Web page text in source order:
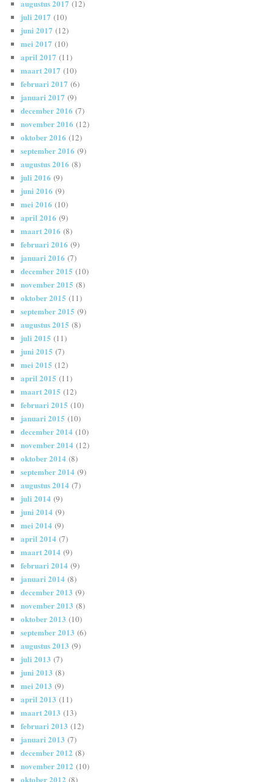
augustus 2017 (12)
juli 2017 (10)
juni 2017 (12)
mei 2017 (10)
april 2017 (11)
maart 2017 (10)
februari 2017 (6)
januari 2017 (9)
december 2016 (7)
november 2016 (12)
oktober 2016 (12)
september 2016 (9)
augustus 2016 (8)
juli 2016 (9)
juni 2016 (9)
mei 2016 (10)
april 2016 (9)
maart 2016 (8)
februari 2016 (9)
januari 2016 (7)
december 2015 (10)
november 2015 (8)
oktober 2015 (11)
september 2015 (9)
augustus 2015 (8)
juli 2015 (11)
juni 2015 (7)
mei 2015 (12)
april 2015 (11)
maart 2015 (12)
februari 2015 (10)
januari 2015 (10)
december 2014 (10)
november 2014 (12)
oktober 2014 (8)
september 2014 (9)
augustus 2014 (7)
juli 2014 (9)
juni 2014 (9)
mei 2014 (9)
april 2014 (7)
maart 2014 (9)
februari 2014 (9)
januari 2014 (8)
december 2013 (9)
november 2013 (8)
oktober 2013 (10)
september 2013 (6)
augustus 2013 (9)
juli 2013 (7)
juni 2013 (8)
mei 2013 (9)
april 2013 (11)
maart 2013 (13)
februari 2013 (12)
januari 2013 (7)
december 2012 (8)
november 2012 (10)
oktober 2012 (8)